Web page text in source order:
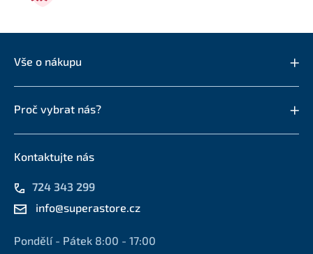
Vše o nákupu
Proč vybrat nás?
Kontaktujte nás
724 343 299
info@superastore.cz
Pondělí - Pátek 8:00 - 17:00